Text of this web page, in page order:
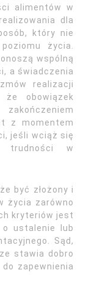
alimentów w
dla
który nie
życia.
wspólną
a świadczenia
realizacji
że obowiązek
z momentem
jeśli wciąż się
trudności w
być złożony i
życia zarówno
kryteriów jest
ustalenie lub
Sąd,
stawia dobro
zapewnienia